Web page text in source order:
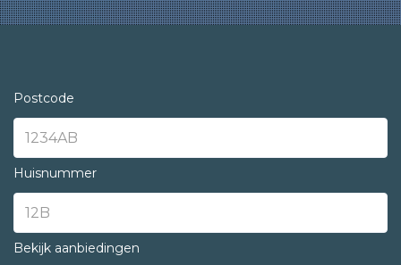
Postcode
Huisnummer
Bekijk aanbiedingen